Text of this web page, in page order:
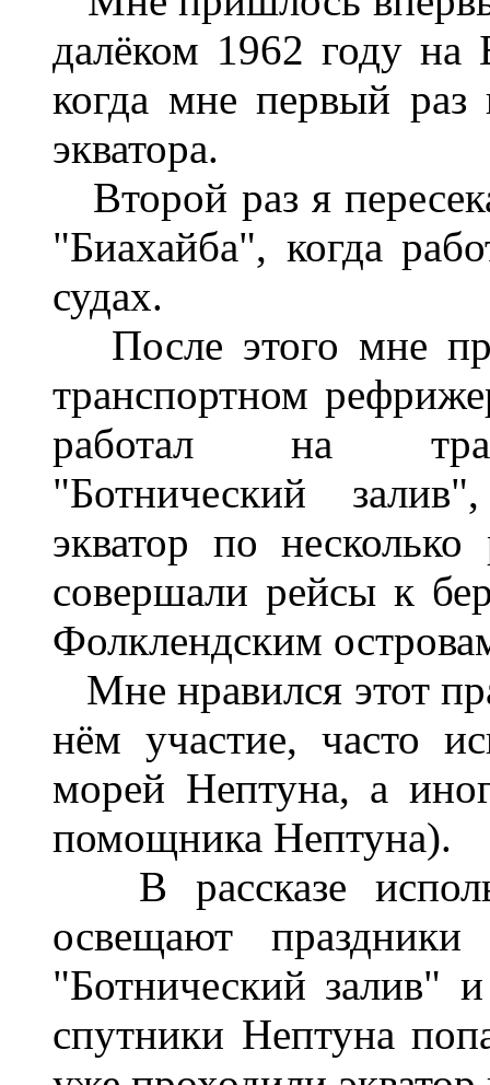
далёком 1962 году
когда мне первый
экватора.
Второй раз я
"Биахайба", когда
судах.
После этого мне
транспортном
работал на
"Ботнический
экватор по
совершали рейсы к
Фолклендским
Мне нравился этот
нём участие, часто
морей Нептуна, а
помощника Нептуна).
В рассказе
освещают
"Ботнический
спутники Нептуна